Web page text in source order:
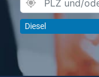
Diesel